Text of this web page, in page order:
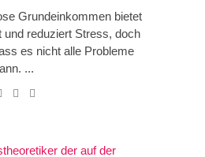
Grundeinkommen bietet
und reduziert Stress, doch
es nicht alle Probleme